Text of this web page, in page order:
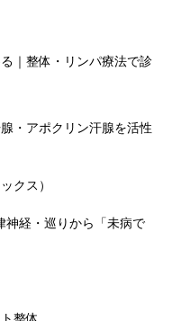
｜整体・リンパ療法で診
・アポクリン汗腺を活性
クス）
神経・巡りから「未病で